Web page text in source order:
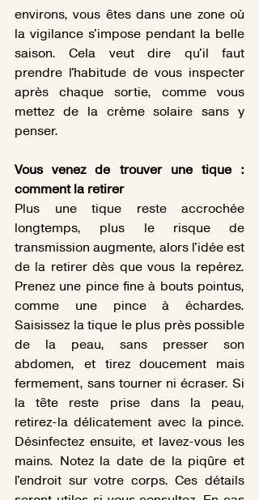
environs, vous êtes dans une zone où
la vigilance s'impose pendant la belle
saison. Cela veut dire qu'il faut
prendre l'habitude de vous inspecter
après chaque sortie, comme vous
mettez de la crème solaire sans y
penser.
Vous venez de trouver une tique :
comment la retirer
Plus une tique reste accrochée
longtemps, plus le risque de
transmission augmente, alors l'idée est
de la retirer dès que vous la repérez.
Prenez une pince fine à bouts pointus,
comme une pince à échardes.
Saisissez la tique le plus près possible
de la peau, sans presser son
abdomen, et tirez doucement mais
fermement, sans tourner ni écraser. Si
la tête reste prise dans la peau,
retirez-la délicatement avec la pince.
Désinfectez ensuite, et lavez-vous les
mains. Notez la date de la piqûre et
l'endroit sur votre corps. Ces détails